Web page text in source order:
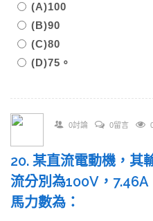
(A)100
(B)90
(C)80
(D)75。
0討論 0留言
20. 某直流電動機，其
流分別為100V，
馬力數為：